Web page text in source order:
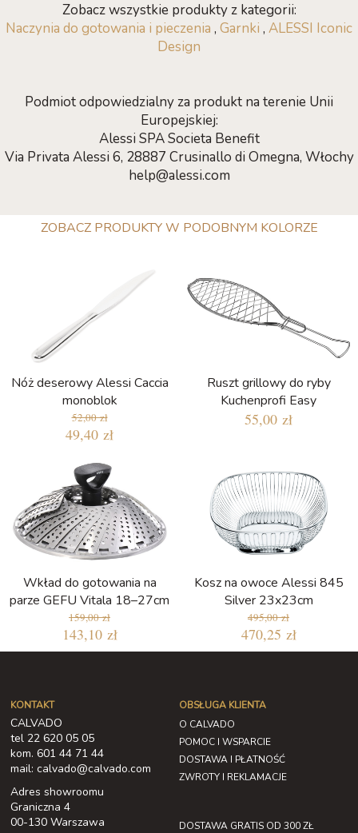
Zobacz wszystkie produkty z kategorii:
Naczynia do gotowania i pieczenia , Garnki , ALESSI Iconic
Design
Podmiot odpowiedzialny za produkt na terenie Unii
Europejskiej:
Alessi SPA Societa Benefit
Via Privata Alessi 6, 28887 Crusinallo di Omegna, Włochy
help@alessi.com
ZOBACZ PRODUKTY W PODOBNYM KOLORZE
Nóż deserowy Alessi Caccia
monoblok
52,00 zł
49,40 zł
Ruszt grillowy do ryby
Kuchenprofi Easy
55,00 zł
Wkład do gotowania na
parze GEFU Vitala 18–27cm
159,00 zł
143,10 zł
Kosz na owoce Alessi 845
Silver 23x23cm
495,00 zł
470,25 zł
KONTAKT
CALVADO
tel 22 620 05 05
kom. 601 44 71 44
mail: calvado@calvado.com
Adres showroomu
Graniczna 4
00-130 Warszawa
OBSŁUGA KLIENTA
O CALVADO
POMOC I WSPARCIE
DOSTAWA I PŁATNOŚĆ
ZWROTY I REKLAMACJE
DOSTAWA GRATIS OD 300 ZŁ